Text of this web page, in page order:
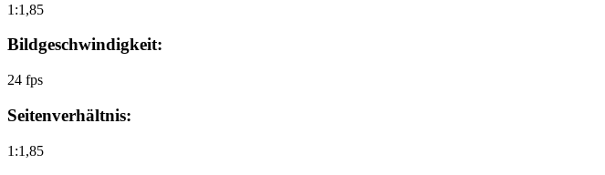
1:1,85
Bildgeschwindigkeit:
24 fps
Seitenverhältnis:
1:1,85